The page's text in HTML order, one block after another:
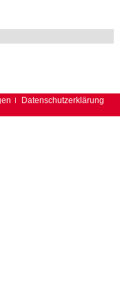
Datenschutzerklärung